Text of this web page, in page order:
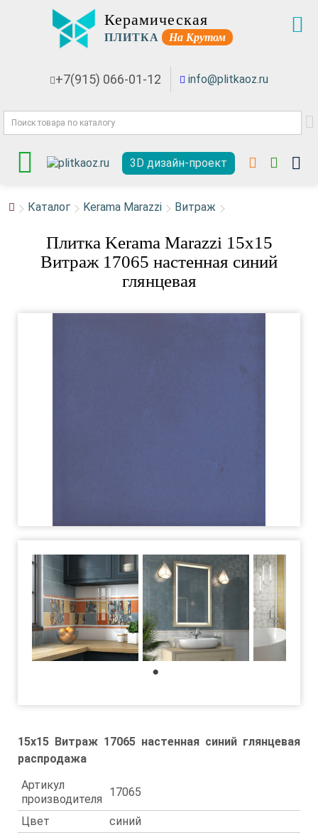
Керамическая
ПЛИТКА На Крутом
+7(915) 066-01-12 info@plitkaoz.ru
3D дизайн-проект
Каталог Kerama Marazzi Витраж
Плитка Kerama Marazzi 15x15
Витраж 17065 настенная синий
глянцевая
15x15 Витраж 17065 настенная синий глянцевая
распродажа
Артикул
производителя
17065
Цвет
синий